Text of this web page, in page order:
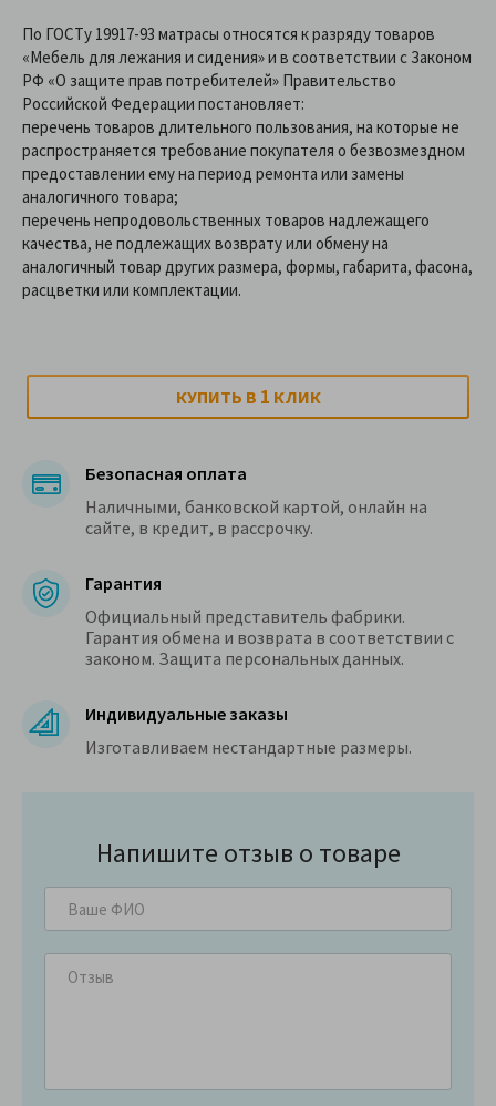
По ГОСТу 19917-93 матрасы относятся к разряду товаров
«Мебель для лежания и сидения» и в соответствии с Законом
РФ «О защите прав потребителей» Правительство
Российской Федерации постановляет:
перечень товаров длительного пользования, на которые не
распространяется требование покупателя о безвозмездном
предоставлении ему на период ремонта или замены
аналогичного товара;
перечень непродовольственных товаров надлежащего
качества, не подлежащих возврату или обмену на
аналогичный товар других размера, формы, габарита, фасона,
расцветки или комплектации.
КУПИТЬ В 1 КЛИК
Безопасная оплата
Наличными, банковской картой, онлайн на
сайте, в кредит, в рассрочку.
Гарантия
Официальный представитель фабрики.
Гарантия обмена и возврата в соответствии с
законом. Защита персональных данных.
Индивидуальные заказы
Изготавливаем нестандартные размеры.
Напишите отзыв о товаре